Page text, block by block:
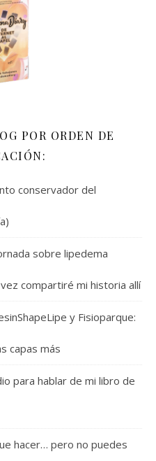
POR ORDEN DE
conservador del
sobre lipedema
compartiré mi historia allí
y Fisioparque:
capas más
para hablar de mi libro de
hacer… pero no puedes